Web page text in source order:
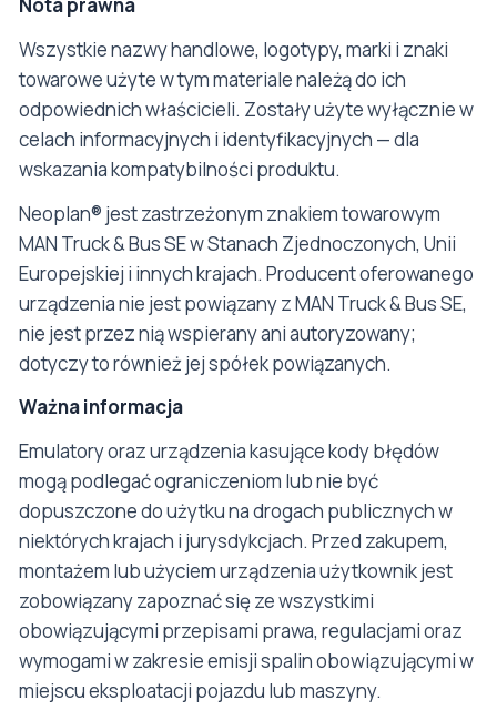
Nota prawna
Wszystkie nazwy handlowe, logotypy, marki i znaki
towarowe użyte w tym materiale należą do ich
odpowiednich właścicieli. Zostały użyte wyłącznie w
celach informacyjnych i identyfikacyjnych — dla
wskazania kompatybilności produktu.
Neoplan® jest zastrzeżonym znakiem towarowym
MAN Truck & Bus SE w Stanach Zjednoczonych, Unii
Europejskiej i innych krajach. Producent oferowanego
urządzenia nie jest powiązany z MAN Truck & Bus SE,
nie jest przez nią wspierany ani autoryzowany;
dotyczy to również jej spółek powiązanych.
Ważna informacja
Emulatory oraz urządzenia kasujące kody błędów
mogą podlegać ograniczeniom lub nie być
dopuszczone do użytku na drogach publicznych w
niektórych krajach i jurysdykcjach. Przed zakupem,
montażem lub użyciem urządzenia użytkownik jest
zobowiązany zapoznać się ze wszystkimi
obowiązującymi przepisami prawa, regulacjami oraz
wymogami w zakresie emisji spalin obowiązującymi w
miejscu eksploatacji pojazdu lub maszyny.